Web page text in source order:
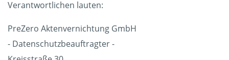
Verantwortlichen lauten:
PreZero Aktenvernichtung GmbH
- Datenschutzbeauftragter -